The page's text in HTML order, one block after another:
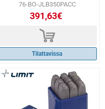
76-BO-JLB350PACC
391,63€
d
Tilattavissa